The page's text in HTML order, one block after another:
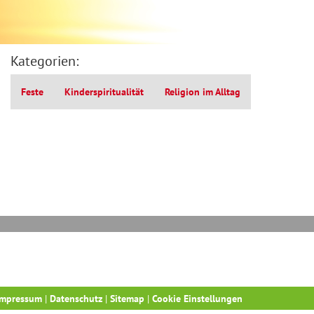
Kategorien:
Feste Kinderspiritualität Religion im Alltag
| Datenschutz | Sitemap | Cookie Einstellungen